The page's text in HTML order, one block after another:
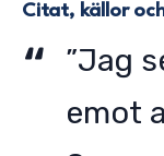
Citat, källor
”Jag
emot